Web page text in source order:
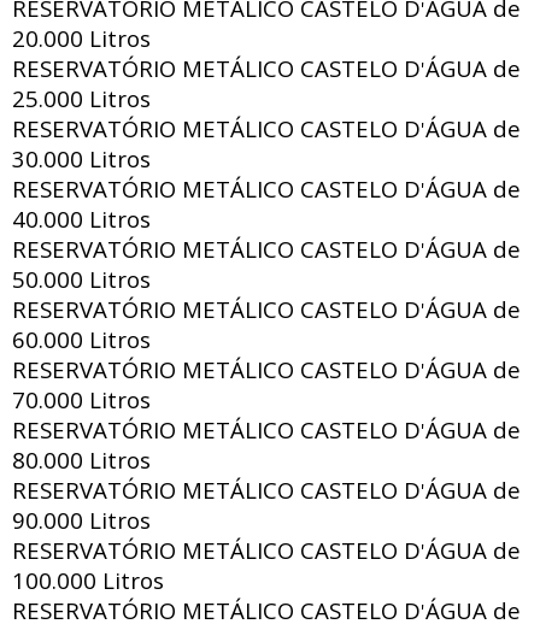
RESERVATÓRIO METÁLICO CASTELO D'ÁGUA de
20.000 Litros
RESERVATÓRIO METÁLICO CASTELO D'ÁGUA de
25.000 Litros
RESERVATÓRIO METÁLICO CASTELO D'ÁGUA de
30.000 Litros
RESERVATÓRIO METÁLICO CASTELO D'ÁGUA de
40.000 Litros
RESERVATÓRIO METÁLICO CASTELO D'ÁGUA de
50.000 Litros
RESERVATÓRIO METÁLICO CASTELO D'ÁGUA de
60.000 Litros
RESERVATÓRIO METÁLICO CASTELO D'ÁGUA de
70.000 Litros
RESERVATÓRIO METÁLICO CASTELO D'ÁGUA de
80.000 Litros
RESERVATÓRIO METÁLICO CASTELO D'ÁGUA de
90.000 Litros
RESERVATÓRIO METÁLICO CASTELO D'ÁGUA de
100.000 Litros
RESERVATÓRIO METÁLICO CASTELO D'ÁGUA de